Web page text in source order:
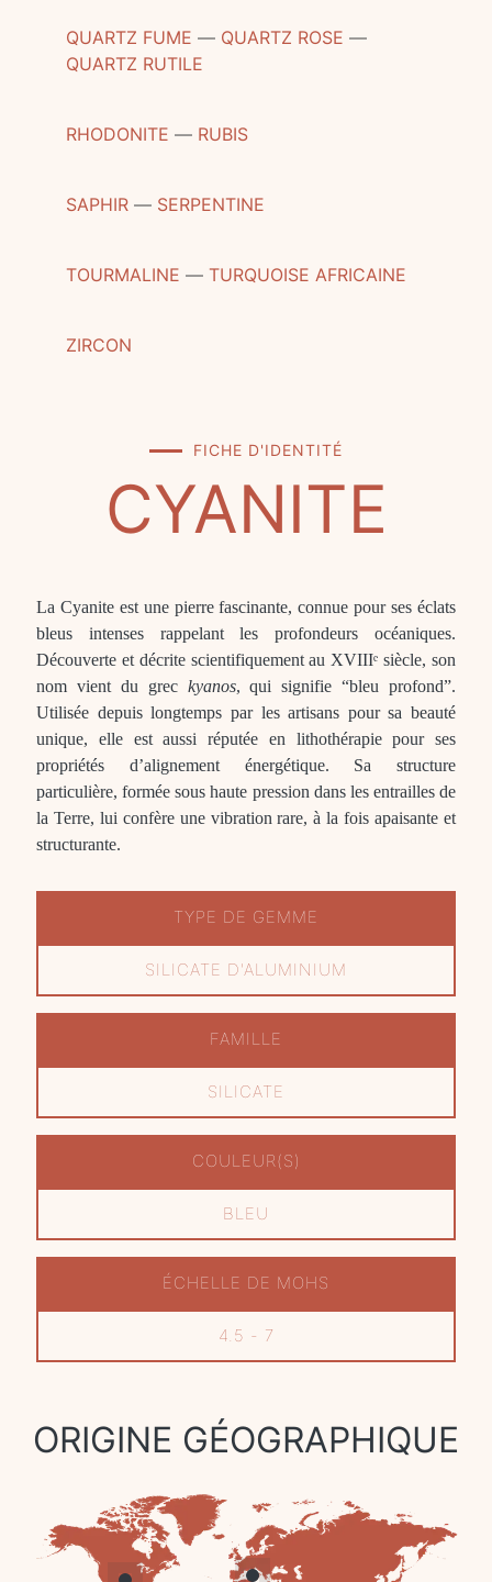
QUARTZ FUME ― QUARTZ ROSE ―
QUARTZ RUTILE
RHODONITE ― RUBIS
SAPHIR ― SERPENTINE
TOURMALINE ―TURQUOISE AFRICAINE
ZIRCON
FICHE D'IDENTITÉ
CYANITE
La Cyanite est une pierre fascinante, connue pour ses éclats
bleus intenses rappelant les profondeurs océaniques.
Découverte et décrite scientifiquement au XVIIIᵉ siècle, son
nom vient du grec kyanos, qui signifie “bleu profond”.
Utilisée depuis longtemps par les artisans pour sa beauté
unique, elle est aussi réputée en lithothérapie pour ses
propriétés d’alignement énergétique. Sa structure
particulière, formée sous haute pression dans les entrailles de
la Terre, lui confère une vibration rare, à la fois apaisante et
structurante.
TYPE DE GEMME
SILICATE D'ALUMINIUM
FAMILLE
SILICATE
COULEUR(S)
BLEU
ÉCHELLE DE MOHS
4.5 - 7
ORIGINE GÉOGRAPHIQUE